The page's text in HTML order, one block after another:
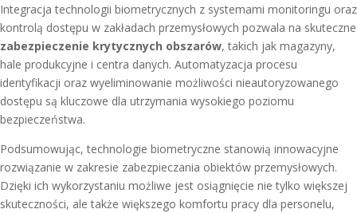
Integracja technologii biometrycznych z systemami monitoringu oraz
kontrolą dostępu w zakładach przemysłowych pozwala na skuteczne
zabezpieczenie krytycznych obszarów, takich jak magazyny,
hale produkcyjne i centra danych. Automatyzacja procesu
identyfikacji oraz wyeliminowanie możliwości nieautoryzowanego
dostępu są kluczowe dla utrzymania wysokiego poziomu
bezpieczeństwa.
Podsumowując, technologie biometryczne stanowią innowacyjne
rozwiązanie w zakresie zabezpieczania obiektów przemysłowych.
Dzięki ich wykorzystaniu możliwe jest osiągnięcie nie tylko większej
skuteczności, ale także większego komfortu pracy dla personelu,